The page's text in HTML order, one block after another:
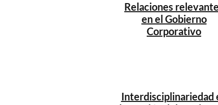
Relaciones
en el Gobierno
Corporativo
Interdisciplinariedad